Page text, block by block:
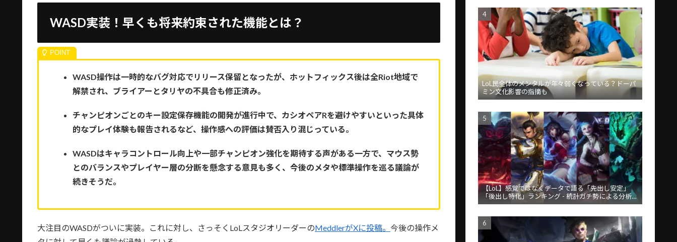
WASD実装！早くも将来約束された機能とは？
WASD操作は一時的なバグ対応でリリース保留となったが、ホットフィックス後は全Riot地域で
解禁され、ブライアーとタリヤの不具合も修正済み。
チャンピオンごとのキー設定保存機能の開発が進行中で、カシオペアRを避けやすいといった具体
的なプレイ体験も報告されるなど、操作感への評価は賛否入り混じっている。
WASDはキャラコントロール向上や一部チャンピオン強化を期待する声がある一方で、マウス勢
とのバランスやプレイヤー層の分断を懸念する意見も多く、今後のメタや標準操作を巡る議論が
続きそうだ。
大注目のWASDがついに実装。これに対し、さっそくLoLスタジオリーダーのMeddlerがXに投稿。 今後の操作メ
LoL民全体のメンタルが年々弱くなっている？ドーパ
ミン文化影響の指摘も
【LoL】感覚ではなくデータで語る「先出し安定」
「後出し特化」ランキング - 統計ガチ勢による分析が
話題